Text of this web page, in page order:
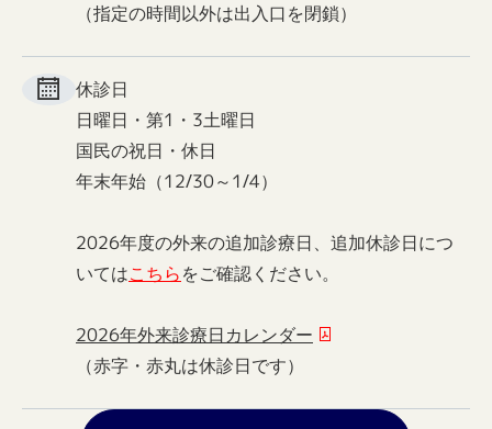
（指定の時間以外は出入口を閉鎖）
休診日
日曜日・第1・3土曜日
国民の祝日・休日
年末年始（12/30～1/4）
2026年度の外来の追加診療日、追加休診日につ
いてはこちらをご確認ください。
2026年外来診療日カレンダー
（赤字・赤丸は休診日です）